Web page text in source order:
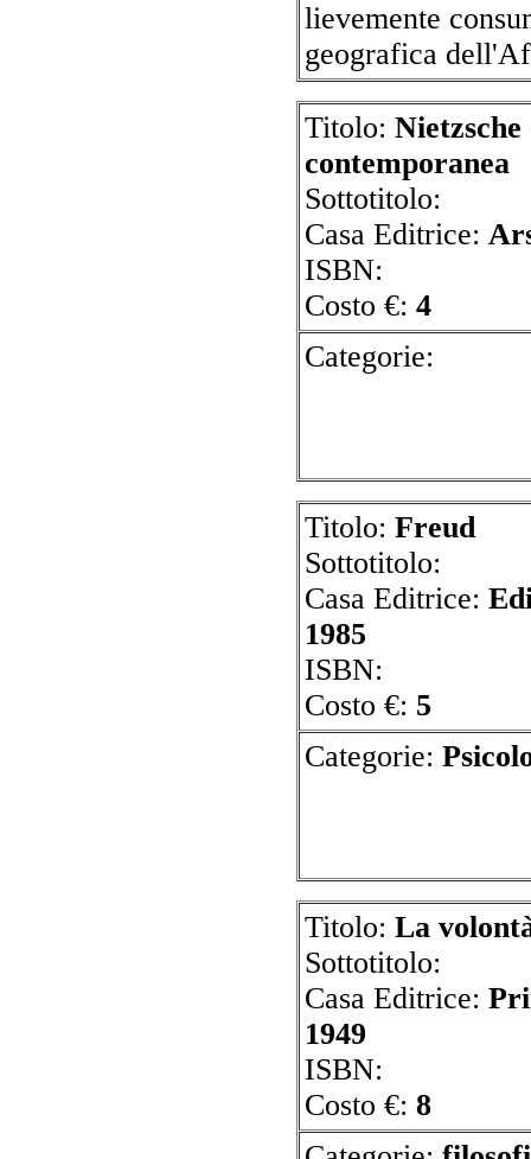
lievemente
geografica
Titolo:
contemporanea
Sottotitolo:
Casa Editrice:
ISBN:
Costo €:4
Titolo:Freud
Sottotitolo:
Casa Editrice:
1985
ISBN:
Costo €: 5
Categorie:
Titolo:La
Sottotitolo:
Casa Editrice:
1949
ISBN:
Costo €:8